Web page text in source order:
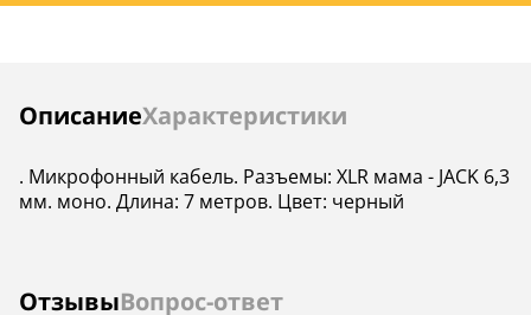
ОписаниеХарактеристики
Инструкции
. Микрофонный кабель. Разъемы: XLR мама - JACK 6,3
мм. моно. Длина: 7 метров. Цвет: черный
ОтзывыВопрос-ответ